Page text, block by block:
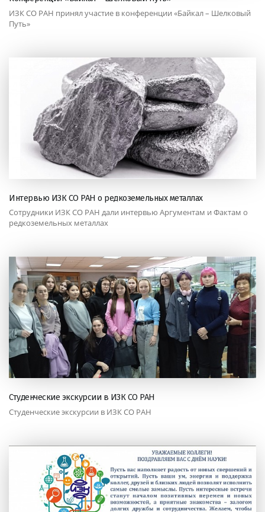
ИЗК СО РАН принял участие в конференции «Байкал – Шелковый
Путь»
Интервью ИЗК СО РАН о редкоземельных металлах
Сотрудники ИЗК СО РАН дали интервью Аргументам и Фактам о
редкоземельных металлах
Студенческие экскурсии в ИЗК СО РАН
Студенческие экскурсии в ИЗК СО РАН